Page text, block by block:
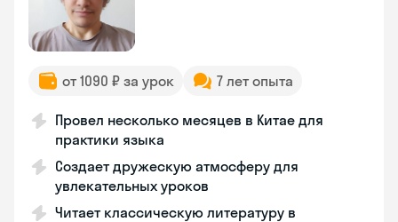
от 1090 ₽ за урок 7 лет опыта
Провел несколько месяцев в Китае для
практики языка
Создает дружескую атмосферу для
увлекательных уроков
Читает классическую литературу в